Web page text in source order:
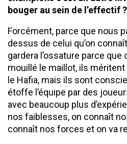
bouger au sein de l’effectif ?
Forcément, parce que nous
dessus de celui qu’on
gardera l’ossature parce
mouillé le maillot, ils méritent
le Hafia, mais ils sont
étoffe l’équipe par des
avec beaucoup plus
nos faiblesses, on connaît
connaît nos forces et on va